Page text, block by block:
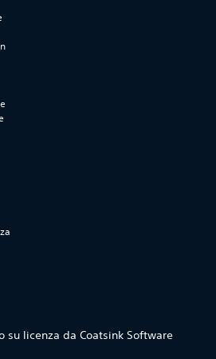
licenza da Coatsink Software